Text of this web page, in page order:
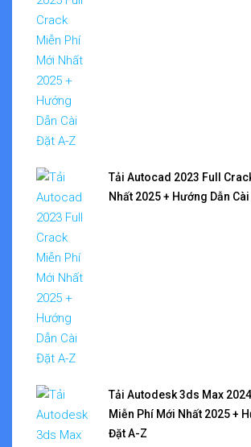
Tải Autocad 2023 Full
Nhất 2025 + Hướng Dẫn
Tải Autodesk 3ds Max
Miễn Phí Mới Nhất 2025 +
Đặt A-Z